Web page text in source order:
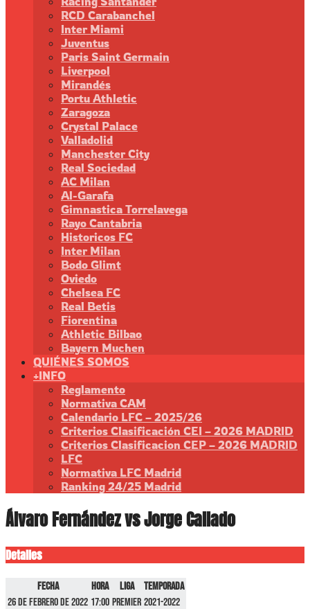
RCD Carabanchel
Inter Miami
Juventus
Paris Saint Germain
Liverpool
Mirandés
Portu Athletic
Zaragoza
Crystal Palace
Valladolid
Manchester City
Real Sociedad
AC Milan
Al-Garafa
Gimnastica Torrelavega
Rayo Cantabria
Historicos FC
Inter Milan
Bodo Glimt
Oviedo
Chelsea FC
Real Betis
Fiorentina
Athletic Bilbao
Bayern Muchen
QUIÉNES SOMOS
+INFO
Reglamento
Normativa CAM
Calendario LFC – 2025/26
Criterios Clasificación CEI – 2026 MADRID
Criterios Clasificacion CEP – 2026 MADRID
LFC
Normativa LFC Madrid
Ranking 24/25 Madrid
Álvaro Fernández vs Jorge Callado
Detalles
Fecha Hora Liga
Temporada
26 de febrero de 2022 17:00 Premier 2021-2022